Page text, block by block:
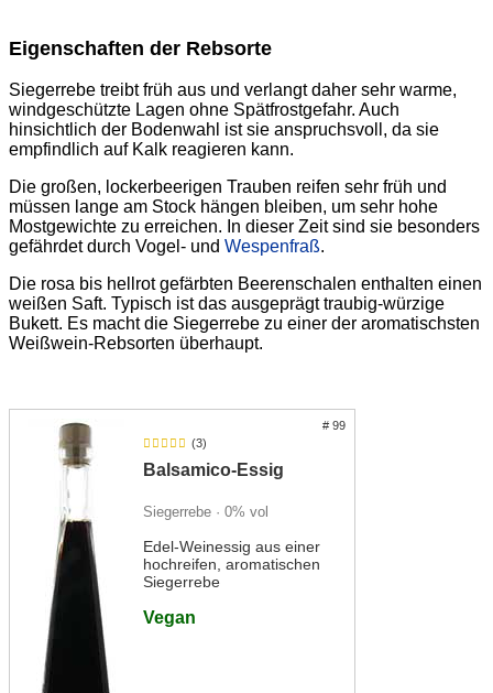
Eigenschaften der Rebsorte
Siegerrebe treibt früh aus und verlangt daher sehr warme,
windgeschützte Lagen ohne Spätfrostgefahr. Auch
hinsichtlich der Bodenwahl ist sie anspruchsvoll, da sie
empfindlich auf Kalk reagieren kann.
Die großen, lockerbeerigen Trauben reifen sehr früh und
müssen lange am Stock hängen bleiben, um sehr hohe
Mostgewichte zu erreichen. In dieser Zeit sind sie besonders
gefährdet durch Vogel- und Wespenfraß.
Die rosa bis hellrot gefärbten Beerenschalen enthalten einen
weißen Saft. Typisch ist das ausgeprägt traubig-würzige
Bukett. Es macht die Siegerrebe zu einer der aromatischsten
Weißwein-Rebsorten überhaupt.
# 99
(3)
Balsamico-Essig
Siegerrebe · 0% vol
Edel-Weinessig aus einer
hochreifen, aromatischen
Siegerrebe
Vegan